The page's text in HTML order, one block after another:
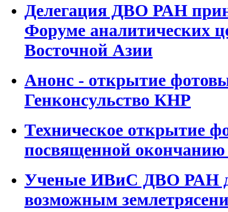
Делегация ДВО РАН
Форуме аналитических
Восточной Азии
Анонс - открытие
Генконсульство КНР
Техническое открытие
посвященной
Ученые ИВиС ДВО РАН
возможным